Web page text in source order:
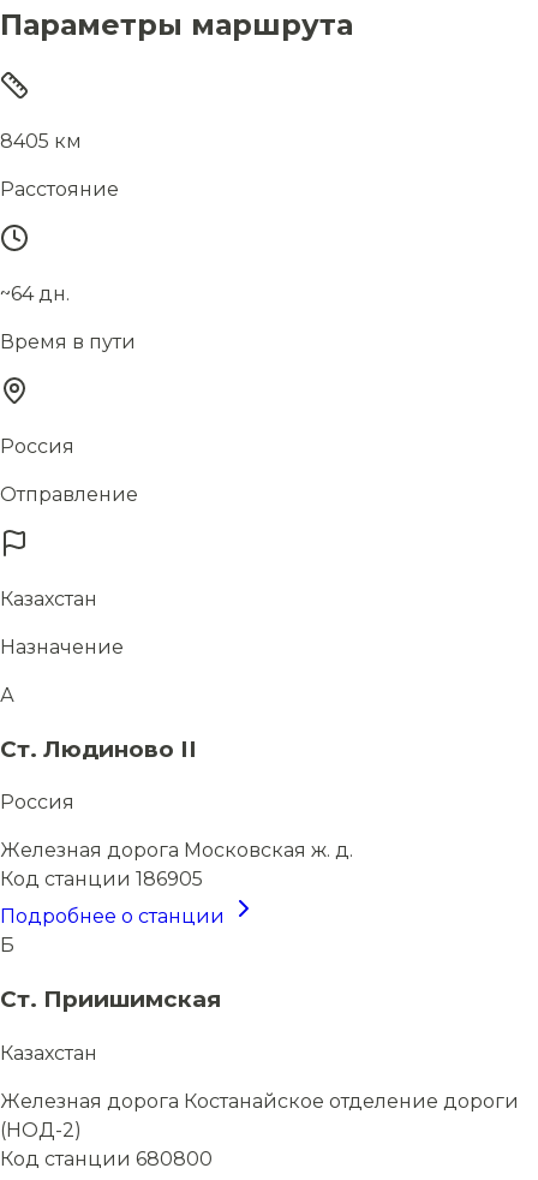
Параметры маршрута
8405 км
Расстояние
~64 дн.
Время в пути
Россия
Отправление
Казахстан
Назначение
А
Ст. Людиново II
Россия
Железная дорога Московская ж. д.
Код станции 186905
Подробнее о станции
Б
Ст. Приишимская
Казахстан
Железная дорога Костанайское отделение дороги
(НОД-2)
Код станции 680800